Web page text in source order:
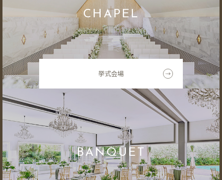
CHAPEL
挙式会場
BANQUET